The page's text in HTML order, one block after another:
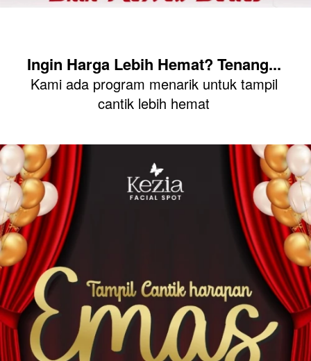
Ingin Harga Lebih Hemat? Tenang...
Kami ada program menarik untuk tampil
cantik lebih hemat